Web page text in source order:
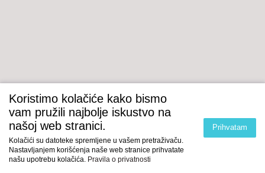
Koristimo kolačiće kako bismo
vam pružili najbolje iskustvo na
našoj web stranici.
Kolačići su datoteke spremljene u vašem pretraživaču.
Nastavljanjem korišćenja naše web stranice prihvatate
našu upotrebu kolačića. Pravila o privatnosti
Prihvatam